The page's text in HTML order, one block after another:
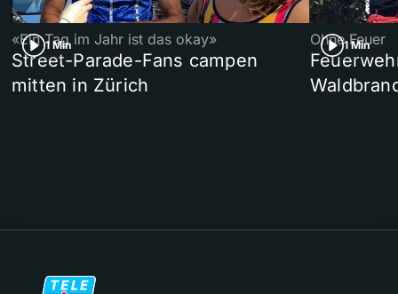
1 Min
«Ein Tag im Jahr ist das okay»
Street-Parade-Fans campen
mitten in Zürich
1 Min
Ohne Feuer